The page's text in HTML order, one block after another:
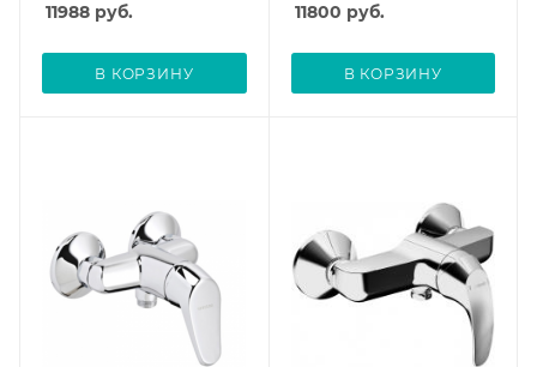
11988 руб.
В КОРЗИНУ
11800 руб.
В КОРЗИНУ